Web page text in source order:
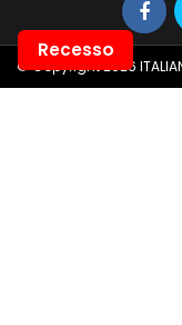
© Copyright 2026 ITALIAN
Recesso